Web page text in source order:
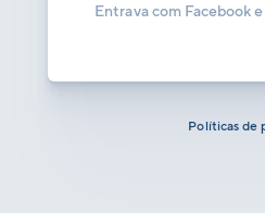
Entrava com Facebook
Políticas de